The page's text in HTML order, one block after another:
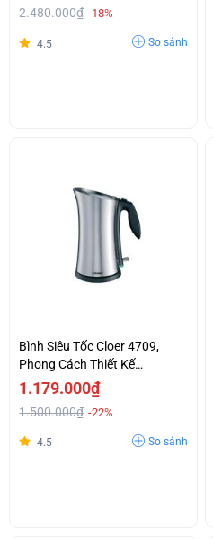
2.480.000₫ -18%
4.5 So sánh
Bình Siêu Tốc Cloer 4709,
Phong Cách Thiết Kế
Germany Hiện Đại.
1.179.000₫
1.500.000₫ -22%
4.5 So sánh